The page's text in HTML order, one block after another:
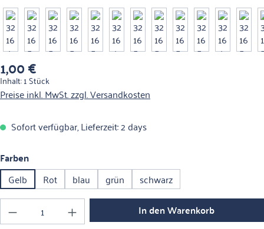
Regulärer Preis:
1,00 €
Inhalt:1 Stück
Preise inkl. MwSt. zzgl. Versandkosten
Sofort verfügbar, Lieferzeit: 2 days
Farbenauswählen
Gelb Rot blau grün schwarz
Produkt Anzahl: Gib den gewünschten Wert
In den Warenkorb